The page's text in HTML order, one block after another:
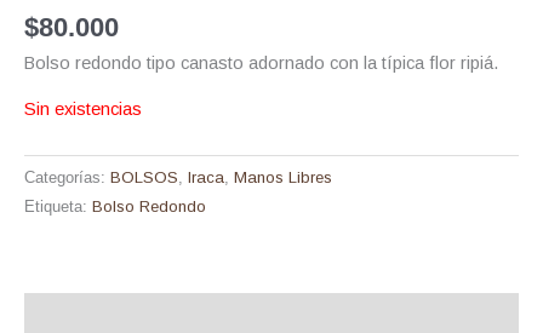
$80.000
Bolso redondo tipo canasto adornado con la típica flor ripiá.
Sin existencias
Categorías: BOLSOS, Iraca, Manos Libres
Etiqueta: Bolso Redondo